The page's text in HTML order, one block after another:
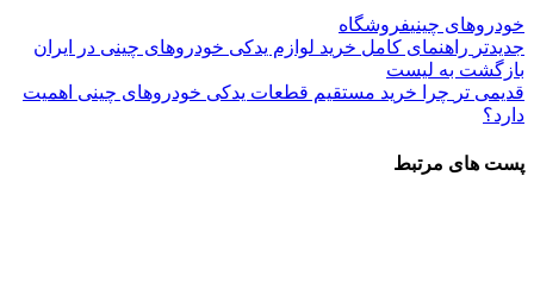
خودروهای چینیفروشگاه
جدیدتر راهنمای کامل خرید لوازم یدکی خودروهای چینی در ایران
بازگشت به لیست
قدیمی تر چرا خرید مستقیم قطعات یدکی خودروهای چینی اهمیت
دارد؟
پست های مرتبط